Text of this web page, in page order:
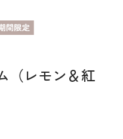
（レモン＆紅